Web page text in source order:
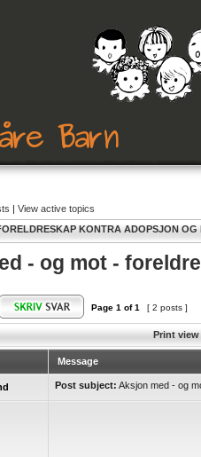
| View active topics
KONTRA ADOPSJON OG
- og mot -
Page 1 of1 [ 2 posts ]
Print view
Message
Post subject: Aksjon med - og